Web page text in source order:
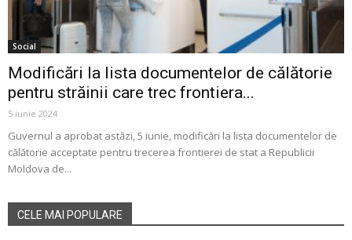
Social
Modificări la lista documentelor de călătorie
pentru străinii care trec frontiera...
5 iunie 2024
Guvernul a aprobat astăzi, 5 iunie, modificări la lista documentelor de
călătorie acceptate pentru trecerea frontierei de stat a Republicii
Moldova de...
CELE MAI POPULARE